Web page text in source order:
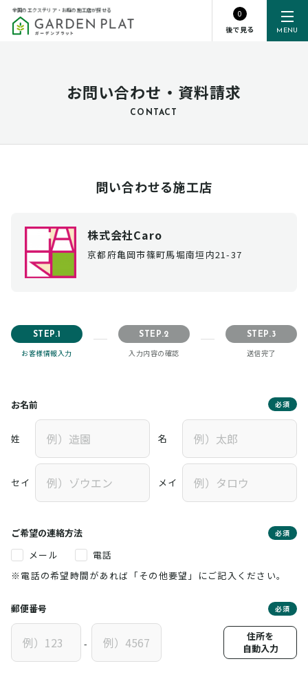
MENU
全国のエクステリア・お庭の施工店が探せる
0
後で見る
お問い合わせ・資料請求
CONTACT
問い合わせる施工店
株式会社Caro
京都府亀岡市篠町馬堀南垣内21-37
STEP.1
お客様情報入力
STEP.2
入力内容の確認
STEP.3
送信完了
お名前 必須
姓 名
セイ メイ
ご希望の連絡方法 必須
メール
電話
※電話の希望時間があれば「その他要望」にご記入ください。
郵便番号 必須
-
住所を
自動入力